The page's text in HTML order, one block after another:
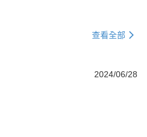
查看全部
2024/06/28